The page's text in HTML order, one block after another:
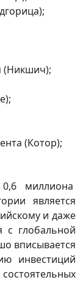
(Никшич);
(Котор);
миллиона
является
и даже
с глобальной
вписывается
инвестиций